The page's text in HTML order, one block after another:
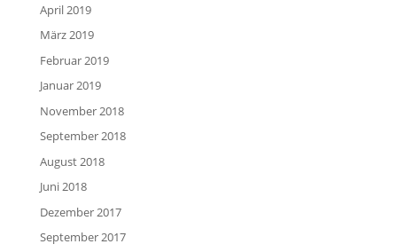
April 2019
März 2019
Februar 2019
Januar 2019
November 2018
September 2018
August 2018
Juni 2018
Dezember 2017
September 2017